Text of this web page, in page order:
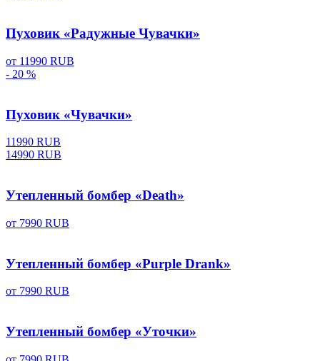
Пуховик «Радужные Чувачки»
от 11990 RUB
- 20 %
Пуховик «Чувачки»
11990 RUB
14990 RUB
Утепленный бомбер «Death»
от 7990 RUB
Утепленный бомбер «Purple Drank»
от 7990 RUB
Утепленный бомбер «Уточки»